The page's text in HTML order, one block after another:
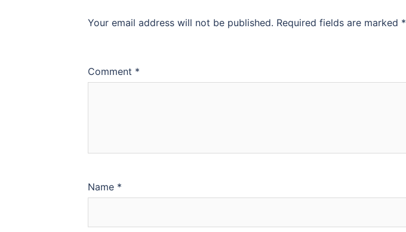
Your email address will not be published. Required fields are marked *
Comment *
Name *